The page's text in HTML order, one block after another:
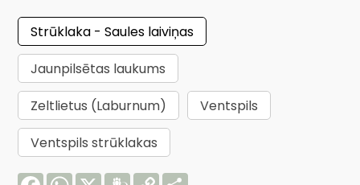
Strūklaka - Saules laiviņas
Jaunpilsētas laukums
Zeltlietus (Laburnum)
Ventspils
Ventspils strūklakas
FacebookWhatsApp
X Draugiem
Copy